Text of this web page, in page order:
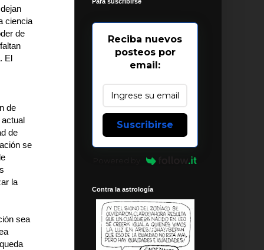
ciencia
de
El
de
de
se
la
sea
Reciba nuevos
posteos por
email:
Suscribirse
Contra la astrología